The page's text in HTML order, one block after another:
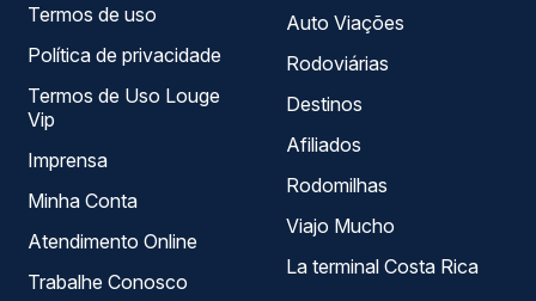
Termos de uso
Política de privacidade
Termos de Uso Louge
Vip
Imprensa
Minha Conta
Atendimento Online
Trabalhe Conosco
Auto Viações
Rodoviárias
Destinos
Afiliados
Rodomilhas
Viajo Mucho
La terminal Costa Rica